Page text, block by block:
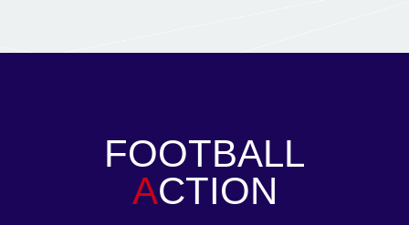
FOOTBALL
ACTION